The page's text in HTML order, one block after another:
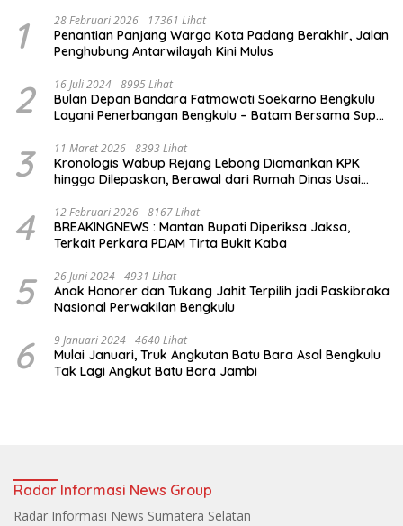
1 28 Februari 2026 17361 Lihat
Penantian Panjang Warga Kota Padang Berakhir, Jalan
Penghubung Antarwilayah Kini Mulus
2 16 Juli 2024 8995 Lihat
Bulan Depan Bandara Fatmawati Soekarno Bengkulu
Layani Penerbangan Bengkulu – Batam Bersama Super
3 11 Maret 2026 8393 Lihat
Kronologis Wabup Rejang Lebong Diamankan KPK
hingga Dilepaskan, Berawal dari Rumah Dinas Usai
4 12 Februari 2026 8167 Lihat
BREAKINGNEWS : Mantan Bupati Diperiksa Jaksa,
Terkait Perkara PDAM Tirta Bukit Kaba
5 26 Juni 2024 4931 Lihat
Anak Honorer dan Tukang Jahit Terpilih jadi Paskibraka
Nasional Perwakilan Bengkulu
6 9 Januari 2024 4640 Lihat
Mulai Januari, Truk Angkutan Batu Bara Asal Bengkulu
Tak Lagi Angkut Batu Bara Jambi
Radar Informasi News Group
Radar Informasi News Sumatera Selatan